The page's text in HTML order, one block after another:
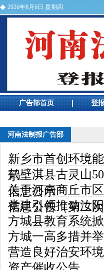
2026年8月6日 星期四
河南法制报电话
广告部首页 登
河南法制报广告部
新乡市首创环境
示
鹤壁淇县古灵山
信息公示
关于河南商丘市
信息公告（第二
党建引领推动汝
方城县教育系统
方城一高多措并
营造良好治安环
资产催收公告